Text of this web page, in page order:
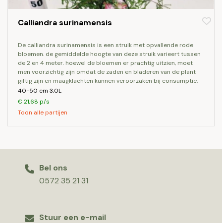
Calliandra surinamensis
de calliandra surinamensis is een struik met opvallende rode
bloemen. de gemiddelde hoogte van deze struik varieert tussen
de 2 en 4 meter. hoewel de bloemen er prachtig uitzien, moet
men voorzichtig zijn omdat de zaden en bladeren van de plant
giftig zijn en maagklachten kunnen veroorzaken bij consumptie.
40-50 cm 3,0L
€ 21,68 p/s
Toon alle partijen
Bel ons
0572 35 21 31
Stuur een e-mail